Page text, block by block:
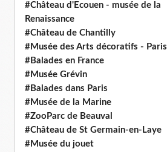
#Château d'Ecouen - musée de la
Renaissance
#Château de Chantilly
#Musée des Arts décoratifs - Paris
#Balades en France
#Musée Grévin
#Balades dans Paris
#Musée de la Marine
#ZooParc de Beauval
#Château de St Germain-en-Laye
#Musée du jouet